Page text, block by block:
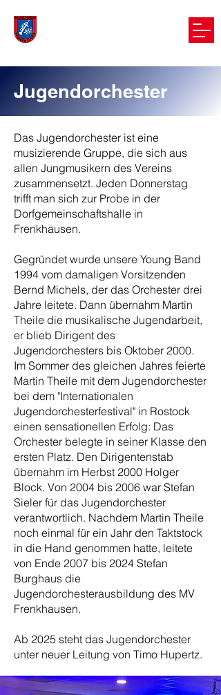
Jugendorchester
Das Jugendorchester ist eine
musizierende Gruppe, die sich aus
allen Jungmusikern des Vereins
zusammensetzt. Jeden Donnerstag
trifft man sich zur Probe in der
Dorfgemeinschaftshalle in
Frenkhausen.
Gegründet wurde unsere Young Band
1994 vom damaligen Vorsitzenden
Bernd Michels, der das Orchester drei
Jahre leitete. Dann übernahm Martin
Theile die musikalische Jugendarbeit,
er blieb Dirigent des
Jugendorchesters bis Oktober 2000.
Im Sommer des gleichen Jahres feierte
Martin Theile mit dem Jugendorchester
bei dem "Internationalen
Jugendorchesterfestival" in Rostock
einen sensationellen Erfolg: Das
Orchester belegte in seiner Klasse den
ersten Platz. Den Dirigentenstab
übernahm im Herbst 2000 Holger
Block. Von 2004 bis 2006 war Stefan
Sieler für das Jugendorchester
verantwortlich. Nachdem Martin Theile
noch einmal für ein Jahr den Taktstock
in die Hand genommen hatte, leitete
von Ende 2007 bis 2024 Stefan
Burghaus die
Jugendorchesterausbildung des MV
Frenkhausen.
Ab 2025 steht das Jugendorchester
unter neuer Leitung von Timo Hupertz.